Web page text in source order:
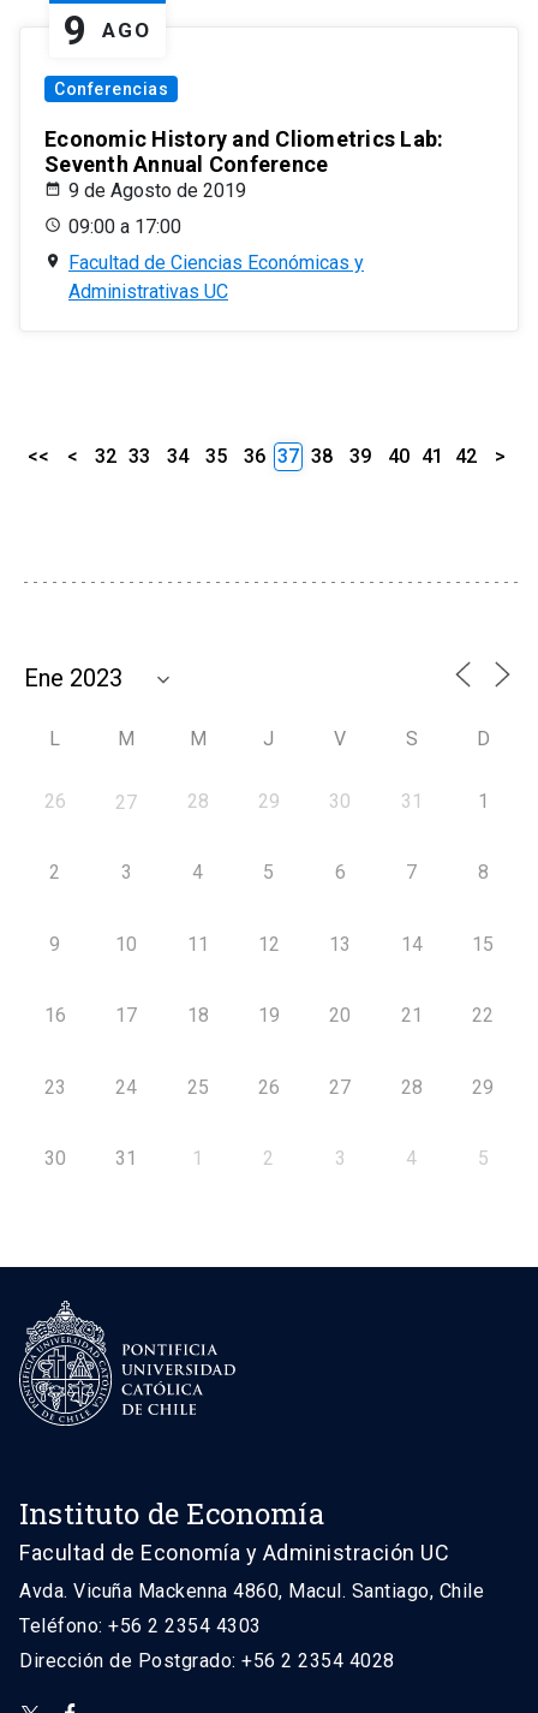
9 AGO
Conferencias
Economic History and Cliometrics Lab:
Seventh Annual Conference
9 de Agosto de 2019
09:00 a 17:00
Facultad de Ciencias Económicas y
Administrativas UC
<< < 32 33 34 35 36 37 38 39 40 41 42 >
L M M J V S D
26 27 28 29 30 31 1
2 3 4 5 6 7 8
9 10 11 12 13 14 15
16 17 18 19 20 21 22
23 24 25 26 27 28 29
30 31 1 2 3 4 5
Instituto de Economía
Facultad de Economía y Administración UC
Avda. Vicuña Mackenna 4860, Macul. Santiago, Chile
Teléfono: +56 2 2354 4303
Dirección de Postgrado: +56 2 2354 4028